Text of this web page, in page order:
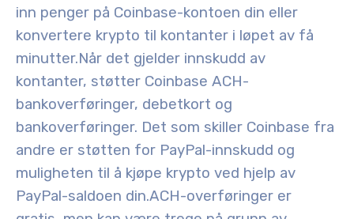
inn penger på Coinbase-kontoen din eller
konvertere krypto til kontanter i løpet av få
minutter.Når det gjelder innskudd av
kontanter, støtter Coinbase ACH-
bankoverføringer, debetkort og
bankoverføringer. Det som skiller Coinbase fra
andre er støtten for PayPal-innskudd og
muligheten til å kjøpe krypto ved hjelp av
PayPal-saldoen din.ACH-overføringer er